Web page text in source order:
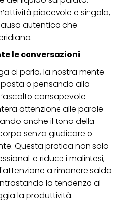
piacevole e singola,
autentica che
le conversazioni
ci parla, la nostra mente
o pensando alla
consapevole
attenzione alle parole
anche il tono della
senza giudicare o
Questa pratica non solo
e riduce i malintesi,
a rimanere saldo
la tendenza al
la produttività.
sul trattamento dei tuoi dati
dei dati collegata nel piè
Impronte digitali e tecnologie
in qualsiasi momento con
i cookie sul nostro sito web nella
utilizzati su questo sito Web, in
cookie disponibili facendo
maggiori informazioni sul
dei cookie e consentirli per uno o
Cliccando su "Accetta tutto",
al trattamento dei tuoi dati
indicate. Se fai clic su "Rifiuta",
necessari per fornirti